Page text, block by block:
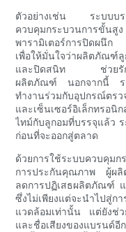
ตัวอย่างเช่น ระบบบร
ควบคุมกระบวนการ
พารามิเตอร์การปิดผนึก
เพื่อให้มั่นใจว่าผลิตภัณฑ์ลู
และปิดสนิท ช่วยรักษา
ผลิตภัณฑ์ นอกจากนี้ ระ
ทำงานร่วมกับอุปกรณ์ตร
และเซ็นเซอร์อิเล็กทรอ
ไทม์กับลูกอมที่บรรจุแล้ว
ก่อนที่จะออกสู่ตลาด
ด้วยการใช้ระบบควบคุม
การประกันคุณภาพ ผู้ผลิ
ลดการปฏิเสธผลิตภัณฑ์ แ
ซึ่งไม่เพียงแต่จะนำไปสู่ก
แวดล้อมเท่านั้น แต่ยังช่ว
และชื่อเสียงของแบรนด์